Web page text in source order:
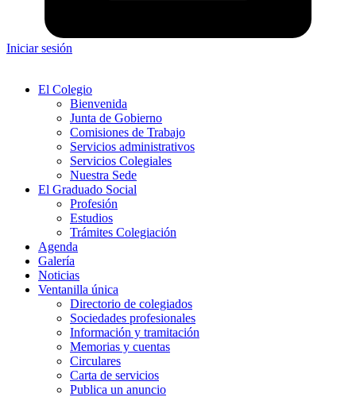
Iniciar sesión
El Colegio
Bienvenida
Junta de Gobierno
Comisiones de Trabajo
Servicios administrativos
Servicios Colegiales
Nuestra Sede
El Graduado Social
Profesión
Estudios
Trámites Colegiación
Agenda
Galería
Noticias
Ventanilla única
Directorio de colegiados
Sociedades profesionales
Información y tramitación
Memorias y cuentas
Circulares
Carta de servicios
Publica un anuncio